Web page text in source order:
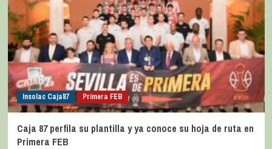
Insolac Caja´87 Primera FEB
Caja 87 perfila su plantilla y ya conoce su hoja de ruta en
Primera FEB